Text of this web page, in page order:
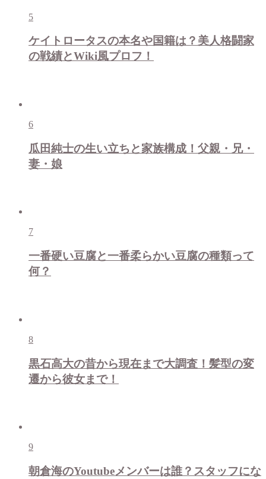
5
ケイトロータスの本名や国籍は？美人格闘家
の戦績とWiki風プロフ！
6
瓜田純士の生い立ちと家族構成！父親・兄・
妻・娘
7
一番硬い豆腐と一番柔らかい豆腐の種類って
何？
8
黒石高大の昔から現在まで大調査！髪型の変
遷から彼女まで！
9
朝倉海のYoutubeメンバーは誰？スタッフにな